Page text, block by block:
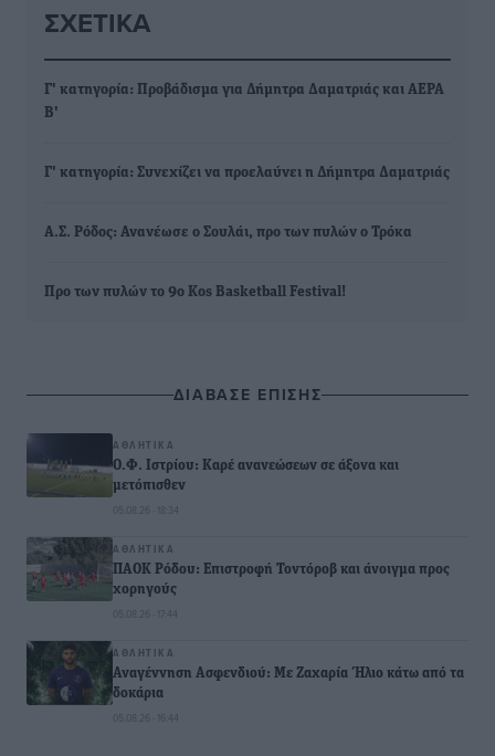
ΣΧΕΤΙΚΆ
Γ' κατηγορία: Προβάδισμα για Δήμητρα Δαματριάς και ΑΕΡΑ
Β'
Γ' κατηγορία: Συνεχίζει να προελαύνει η Δήμητρα Δαματριάς
Α.Σ. Ρόδος: Ανανέωσε ο Σουλάι, προ των πυλών ο Τρόκα
Προ των πυλών το 9ο Kos Basketball Festival!
ΔΙΑΒΑΣΕ ΕΠΙΣΗΣ
ΑΘΛΗΤΙΚΆ
Ο.Φ. Ιστρίου: Καρέ ανανεώσεων σε άξονα και
μετόπισθεν
05.08.26 · 18:34
ΑΘΛΗΤΙΚΆ
ΠΑΟΚ Ρόδου: Επιστροφή Τοντόροβ και άνοιγμα προς
χορηγούς
05.08.26 · 17:44
ΑΘΛΗΤΙΚΆ
Αναγέννηση Ασφενδιού: Με Ζαχαρία Ήλιο κάτω από τα
δοκάρια
05.08.26 · 16:44